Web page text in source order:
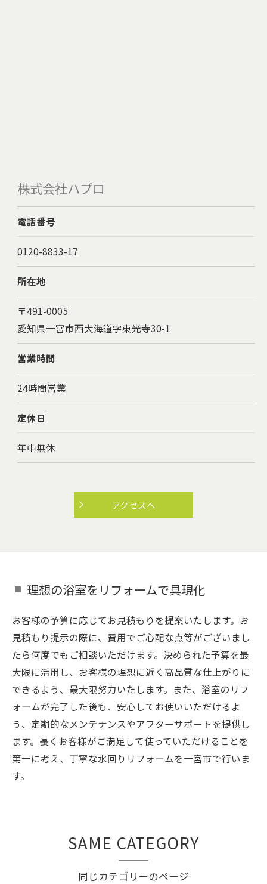
株式会社ハプロ
電話番号
0120-8833-17
所在地
〒491-0005
愛知県一宮市西大海道字東光寺30-1
営業時間
24時間営業
定休日
年中無休
アクセスへ
理想の浴室をリフォームで具現化
お客様の予算に応じてお見積もりを提案いたします。お
見積もり提示の際に、費用でご心配な点等がございまし
たら何度でもご相談いただけます。決められた予算を最
大限に活用し、お客様の理想に近く高品質な仕上がりに
できるよう、最大限努力いたします。また、浴室のリフ
ォームが完了した後も、安心してお使いいただけるよ
う、定期的なメンテナンスやアフターサポートを提供し
ます。長くお客様がご満足して使っていただけることを
第一に考え、丁寧な水回りリフォームを一宮市で行いま
す。
同じカテゴリーのページ
SAME CATEGORY